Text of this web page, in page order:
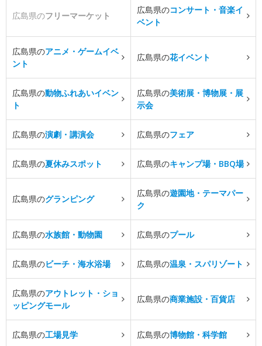
広島県のフリーマーケット
広島県のコンサート・音楽イ
ベント
広島県のアニメ・ゲームイベ
ント
広島県の花イベント
広島県の動物ふれあいイベン
ト
広島県の美術展・博物展・展
示会
広島県の演劇・講演会 広島県のフェア
広島県の夏休みスポット 広島県のキャンプ場・BBQ場
広島県のグランピング
広島県の遊園地・テーマパー
ク
広島県の水族館・動物園 広島県のプール
広島県のビーチ・海水浴場 広島県の温泉・スパリゾート
広島県のアウトレット・ショ
ッピングモール
広島県の商業施設・百貨店
広島県の工場見学 広島県の博物館・科学館